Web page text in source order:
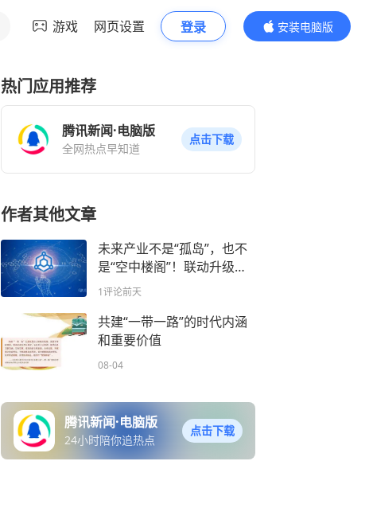
游戏 网页设置 登录
安装电脑版
内容更精彩
热门应用推荐
腾讯新闻·电脑版
全网热点早知道
点击下载
作者其他文章
未来产业不是“孤岛”，也不
是“空中楼阁”！联动升级不
能单兵突进
1评论前天
共建“一带一路”的时代内涵
和重要价值
08-04
腾讯新闻·电脑版
24小时陪你追热点
点击下载